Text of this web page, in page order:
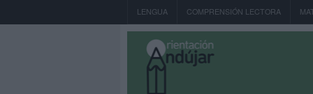
LENGUA COMPRENSIÓN LECTORA